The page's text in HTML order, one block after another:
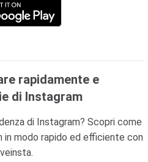
rapidamente e
di Instagram
di Instagram? Scopri come
in modo rapido ed efficiente con